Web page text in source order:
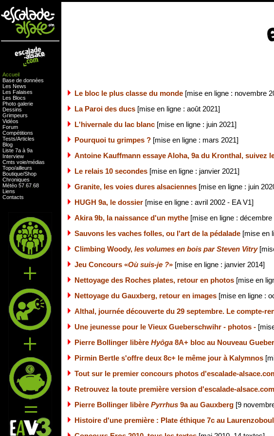
Accueil
Base de données
Les News
Les Falaises
Les Blocs
Photo galerie
Dessins
Grimpeurs
Vidéos
Forum
Compétitions
Tests/Articles
Blog
Liste 7a à 9a
Interview
Cmts voie/médias
Topo/ailleurs
Boutique/Shop
Chroniques
Météo 57 67 68
Liens
Contacts
Le bloc le plus classe du monde [mise en ligne : novembre
La Paroi des ducs [mise en ligne : août 2021]
L'hivernale du lac blanc [mise en ligne : juin 2021]
Pourquoi tu grimpes ? [mise en ligne : mars 2021]
Antoine Kauffmann essaye Aloha, 9a du Kronthal, suivez
Le relais 10 secondes [mise en ligne : janvier 2021]
Granite, les voies dures alsaciennes [mise en ligne : juin
HUGH 9a, le dossier [mise en ligne : avril 2002 - EA V1]
Akira 9b, la naissance d'un mythe [mise en ligne : décembre
Sauvons les vaches folles, ou l'art de la pédalade [mise en
Climbing Woody, les volumes en bois par Steven Vitry
Jeu Concours «Où suis-je ?» [mise en ligne : janvier 2014]
Nettoyage des Roches plates, retour en photos [mise en
Nettoyage du Gauxberg, retour en images [mise en ligne :
Althal, journée découverte du 29 septembre. Le compte-
Une jeunesse pour le Vieux Gueberschwihr - photos -
Pierre Bollinger libère Hyôga 8A+ bloc au Nouveau
Pirmin Bertle s'offre deux 8c+ le même jour à Kalymnos
Tout sur le premier concours photos d'escalade-
Retrouvez la toute première version d'escalade-alsace.com
Pierre Bollinger libère Pyrrhus 9a au Gauxberg [9
Histoire d'une première : Plate éthique 7c au